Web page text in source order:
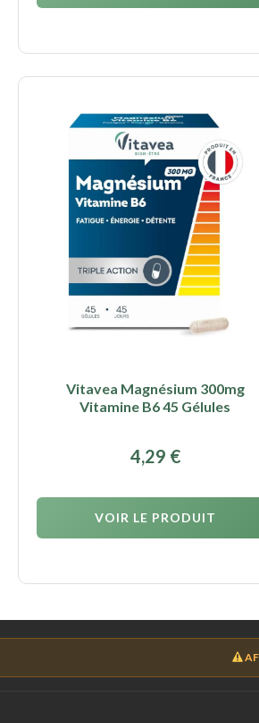
Vitavea Magnésium 300mg
Vitamine B6 45 Gélules
4,29 €
VOIR LE PRODUIT